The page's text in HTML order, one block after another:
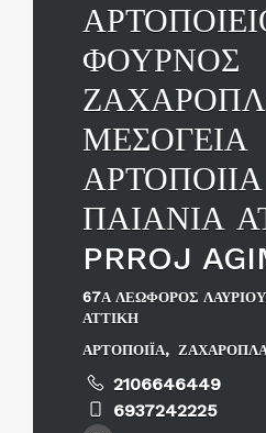
ΦΟΥΡΝΟΣ
ΜΕΣΟΓΕΙΑ
ΑΡΤΟΠΟΙΙΑ
ΠΑΙΑΝΙΑ
PRROJ
67Α ΛΕΩΦΟΡΟΣ
ΑΤΤΙΚΗ
ΑΡΤΟΠΟΙΪΑ,
2106646449
6937242225